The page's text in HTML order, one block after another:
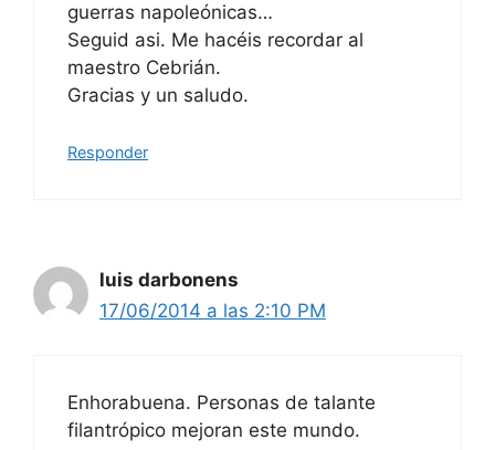
guerras napoleónicas…
Seguid asi. Me hacéis recordar al
maestro Cebrián.
Gracias y un saludo.
Responder
luis darbonens
17/06/2014 a las 2:10 PM
Enhorabuena. Personas de talante
filantrópico mejoran este mundo.